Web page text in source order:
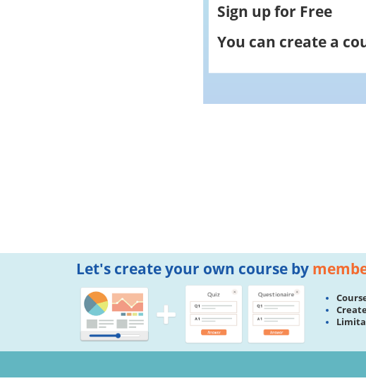
Sign up for Free
You can create a
Let's create your own course by